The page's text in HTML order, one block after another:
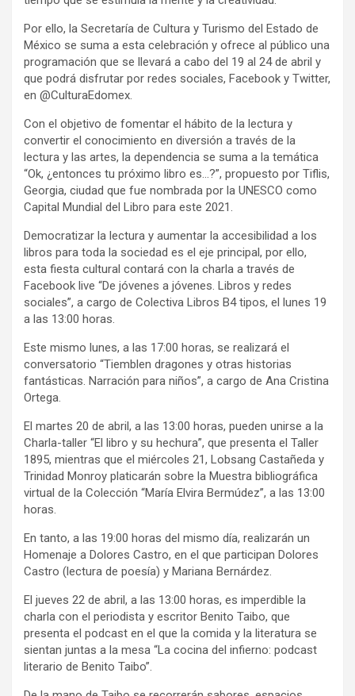
Por ello, la Secretaría de Cultura y Turismo del Estado de
México se suma a esta celebración y ofrece al público una
programación que se llevará a cabo del 19 al 24 de abril y
que podrá disfrutar por redes sociales, Facebook y Twitter,
en @CulturaEdomex.
Con el objetivo de fomentar el hábito de la lectura y
convertir el conocimiento en diversión a través de la
lectura y las artes, la dependencia se suma a la temática
“Ok, ¿entonces tu próximo libro es…?”, propuesto por Tiflis,
Georgia, ciudad que fue nombrada por la UNESCO como
Capital Mundial del Libro para este 2021.
Democratizar la lectura y aumentar la accesibilidad a los
libros para toda la sociedad es el eje principal, por ello,
esta fiesta cultural contará con la charla a través de
Facebook live “De jóvenes a jóvenes. Libros y redes
sociales”, a cargo de Colectiva Libros B4 tipos, el lunes 19
a las 13:00 horas.
Este mismo lunes, a las 17:00 horas, se realizará el
conversatorio “Tiemblen dragones y otras historias
fantásticas. Narración para niños”, a cargo de Ana Cristina
Ortega.
El martes 20 de abril, a las 13:00 horas, pueden unirse a la
Charla-taller “El libro y su hechura”, que presenta el Taller
1895, mientras que el miércoles 21, Lobsang Castañeda y
Trinidad Monroy platicarán sobre la Muestra bibliográfica
virtual de la Colección “María Elvira Bermúdez”, a las 13:00
horas.
En tanto, a las 19:00 horas del mismo día, realizarán un
Homenaje a Dolores Castro, en el que participan Dolores
Castro (lectura de poesía) y Mariana Bernárdez.
El jueves 22 de abril, a las 13:00 horas, es imperdible la
charla con el periodista y escritor Benito Taibo, que
presenta el podcast en el que la comida y la literatura se
sientan juntas a la mesa “La cocina del infierno: podcast
literario de Benito Taibo”.